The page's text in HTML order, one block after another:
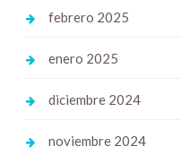
febrero 2025
enero 2025
diciembre 2024
noviembre 2024